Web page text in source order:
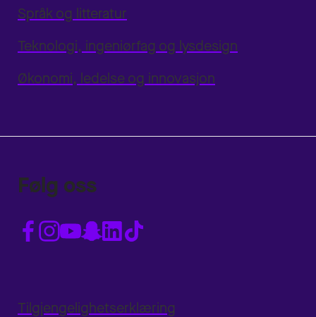
Språk og litteratur
Teknologi, ingeniørfag og lysdesign
Økonomi, ledelse og innovasjon
Følg oss
Tilgjengelighetserklæring